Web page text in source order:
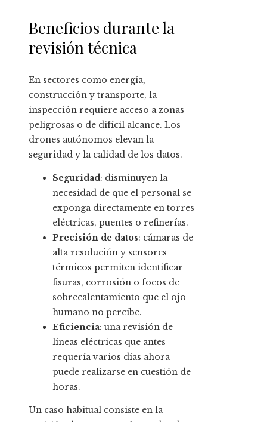
Beneficios durante la
revisión técnica
En sectores como energía,
construcción y transporte, la
inspección requiere acceso a zonas
peligrosas o de difícil alcance. Los
drones autónomos elevan la
seguridad y la calidad de los datos.
Seguridad: disminuyen la
necesidad de que el personal se
exponga directamente en torres
eléctricas, puentes o refinerías.
Precisión de datos: cámaras de
alta resolución y sensores
térmicos permiten identificar
fisuras, corrosión o focos de
sobrecalentamiento que el ojo
humano no percibe.
Eficiencia: una revisión de
líneas eléctricas que antes
requería varios días ahora
puede realizarse en cuestión de
horas.
Un caso habitual consiste en la